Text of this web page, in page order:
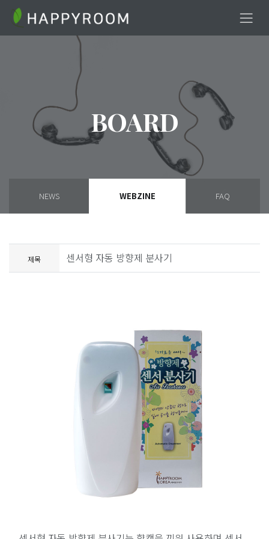
BOARD
NEWS WEBZINE FAQ
제목 센서형 자동 방향제 분사기